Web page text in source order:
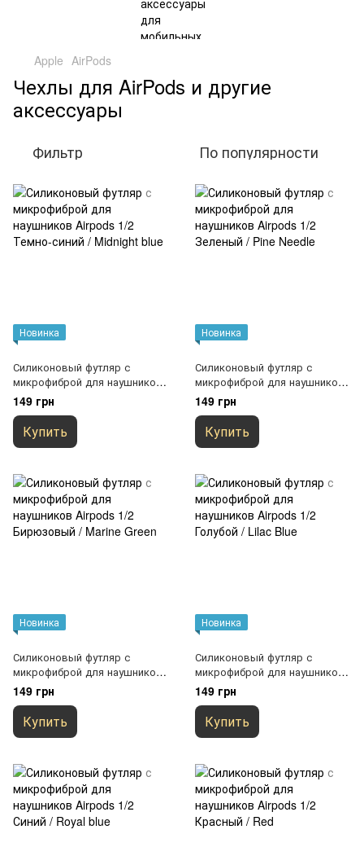
Apple AirPods
Чехлы для AirPods и другие
аксессуары
Фильтр По популярности
Новинка
Силиконовый футляр с
микрофиброй для наушников
Airpods 1/2 Темно-синий /
Midnight blue
149 грн
Купить
Новинка
Силиконовый футляр с
микрофиброй для наушников
Airpods 1/2 Зеленый / Pine
Needle
149 грн
Купить
Новинка
Силиконовый футляр с
микрофиброй для наушников
Airpods 1/2 Бирюзовый /
Marine Green
149 грн
Купить
Новинка
Силиконовый футляр с
микрофиброй для наушников
Airpods 1/2 Голубой / Lilac Blue
149 грн
Купить